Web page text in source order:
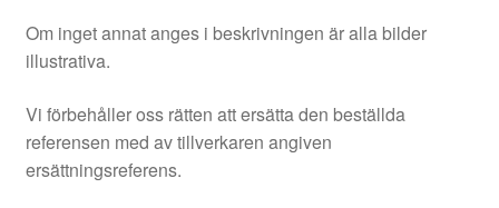
Om inget annat anges i beskrivningen är alla bilder
illustrativa.
Vi förbehåller oss rätten att ersätta den beställda
referensen med av tillverkaren angiven
ersättningsreferens.